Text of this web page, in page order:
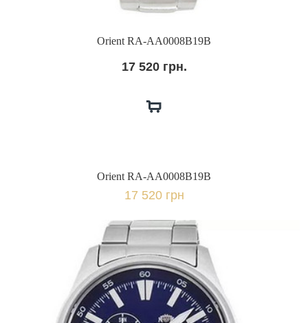
Orient RA-AA0008B19B
17 520 грн.
Orient RA-AA0008B19B
17 520 грн